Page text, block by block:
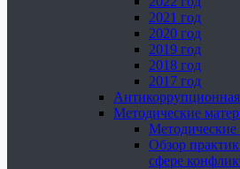
2021 год
2020 год
2019 год
2018 год
2017 год
Антикоррупционная
Методические
Обзор
сфере